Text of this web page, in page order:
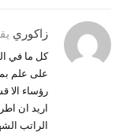
زاكوري
كل ما في
على علم
رؤساء الا
اريد ان
الراتب